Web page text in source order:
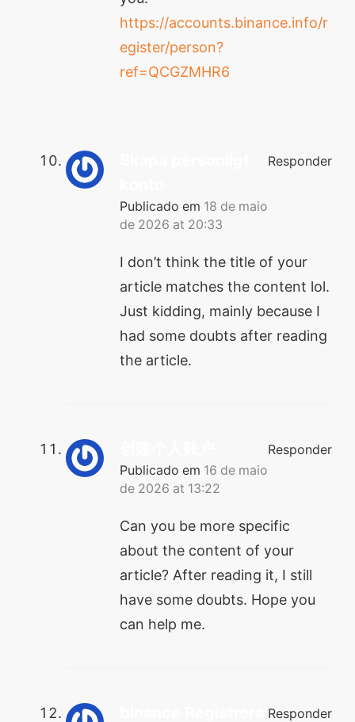
https://accounts.binance.info/r
egister/person?
ref=QCGZMHR6
Publicado em 18 de maio
de 2026 at 20:33
Responder
I don’t think the title of your
article matches the content lol.
Just kidding, mainly because I
had some doubts after reading
the article.
Publicado em 16 de maio
de 2026 at 13:22
Responder
Can you be more specific
about the content of your
article? After reading it, I still
have some doubts. Hope you
can help me.
Responder